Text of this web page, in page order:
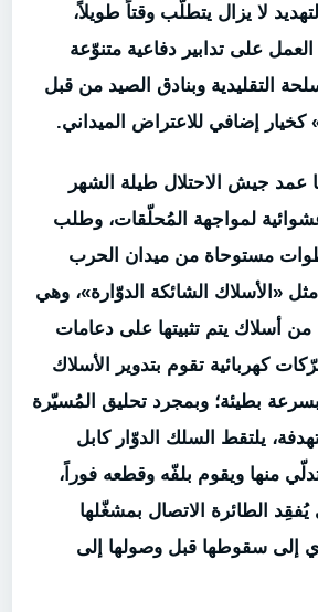
لا يزال يتطلّب وقتاً طويلاً،
على تدابير دفاعية متنوّعة
التقليدية وبنادق الصيد من قبل
كخيار إضافي للاعتراض الميداني.
عمد جيش الاحتلال طيلة الشهر
لمواجهة المُحلّقات، وطلب
مستوحاة من ميدان الحرب
مثل «الأسلاك الشائكة الدوّارة»، وهي
من أسلاك يتم تثبيتها على دعامات
كهربائية تقوم بتدوير الأسلاك
بطيئة؛ وبمجرد تحليق المُسيّرة
يلتقط السلك الدوّار كابل
منها ويقوم بلفّه وقطعه فوراً،
يُفقِد الطائرة الاتصال بمشغّلها
إلى سقوطها قبل وصولها إلى